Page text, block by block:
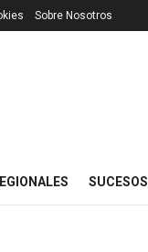
Sobre Nosotros
SUCESOS